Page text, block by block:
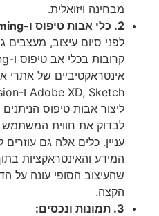
מבחינה ויזואלית.
2. כלי אבות טיפוס ו-Wireframing:
לפני סיום עיצוב,
אינטראקטיביים של אתרי
ליצור אבות טיפוס
לבדוק את חווית המשתמש
עניין. כלים אלה גם
המידע והאינטראקציות
שהעיצוב הסופי עונה על
הקצה.
3. תמונות ונכסים: